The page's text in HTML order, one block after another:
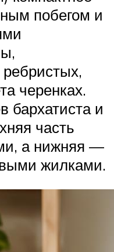
побегом и
черенках.
бархатиста и
часть
а нижняя —
жилками.